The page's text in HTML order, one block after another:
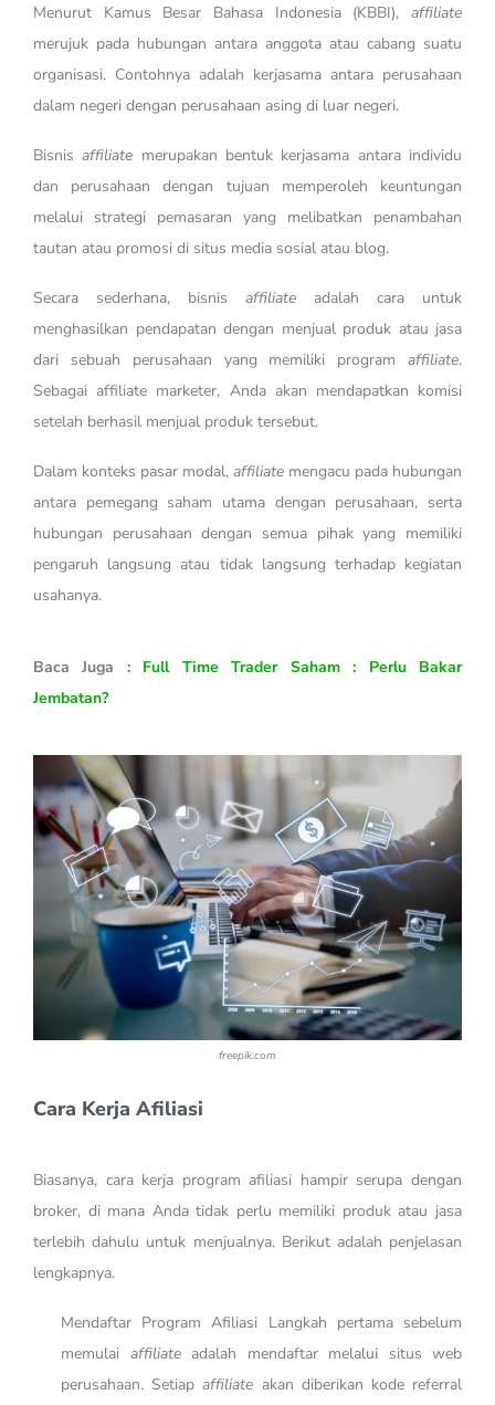
Menurut Kamus Besar Bahasa Indonesia (KBBI), affiliate
merujuk pada hubungan antara anggota atau cabang suatu
organisasi. Contohnya adalah kerjasama antara perusahaan
dalam negeri dengan perusahaan asing di luar negeri.
Bisnisaffiliate merupakan bentuk kerjasama antara individu
dan perusahaan dengan tujuan memperoleh keuntungan
melalui strategi pemasaran yang melibatkan penambahan
tautan atau promosi di situs media sosial atau blog.
Secara sederhana, bisnis affiliate adalah cara untuk
menghasilkan pendapatan dengan menjual produk atau jasa
dari sebuah perusahaan yang memiliki program affiliate.
Sebagai affiliate marketer, Anda akan mendapatkan komisi
setelah berhasil menjual produk tersebut.
Dalam konteks pasar modal, affiliate mengacu pada hubungan
antara pemegang saham utama dengan perusahaan, serta
hubungan perusahaan dengan semua pihak yang memiliki
pengaruh langsung atau tidak langsung terhadap kegiatan
usahanya.
Baca Juga : Full Time Trader Saham : Perlu Bakar
Jembatan?
freepik.com
Cara Kerja Afiliasi
Biasanya, cara kerja program afiliasi hampir serupa dengan
broker, di mana Anda tidak perlu memiliki produk atau jasa
terlebih dahulu untuk menjualnya. Berikut adalah penjelasan
lengkapnya.
Mendaftar Program Afiliasi Langkah pertama sebelum
memulai affiliate adalah mendaftar melalui situs web
perusahaan. Setiapaffiliate akan diberikan kode referral